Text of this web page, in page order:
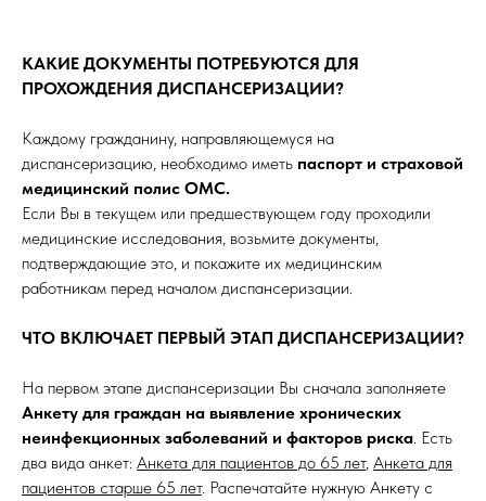
КАКИЕ ДОКУМЕНТЫ ПОТРЕБУЮТСЯ ДЛЯ
ПРОХОЖДЕНИЯ ДИСПАНСЕРИЗАЦИИ?
Каждому гражданину, направляющемуся на
диспансеризацию, необходимо иметь паспорт и страховой
медицинский полис ОМС.
Если Вы в текущем или предшествующем году проходили
медицинские исследования, возьмите документы,
подтверждающие это, и покажите их медицинским
работникам перед началом диспансеризации.
ЧТО ВКЛЮЧАЕТ ПЕРВЫЙ ЭТАП ДИСПАНСЕРИЗАЦИИ?
На первом этапе диспансеризации Вы сначала заполняете
Анкету для граждан на выявление хронических
неинфекционных заболеваний и факторов риска. Есть
два вида анкет: Анкета для пациентов до 65 лет, Анкета для
пациентов старше 65 лет. Распечатайте нужную Анкету с